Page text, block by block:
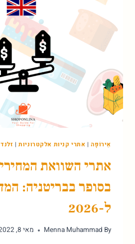
אֵירוֹפָּה| אתרי קניות אלקטרוניות|
אתרי השוואת
בסופר בבריטניה:
ל-2026
By
Menna Muhammad מאי 8, 2022